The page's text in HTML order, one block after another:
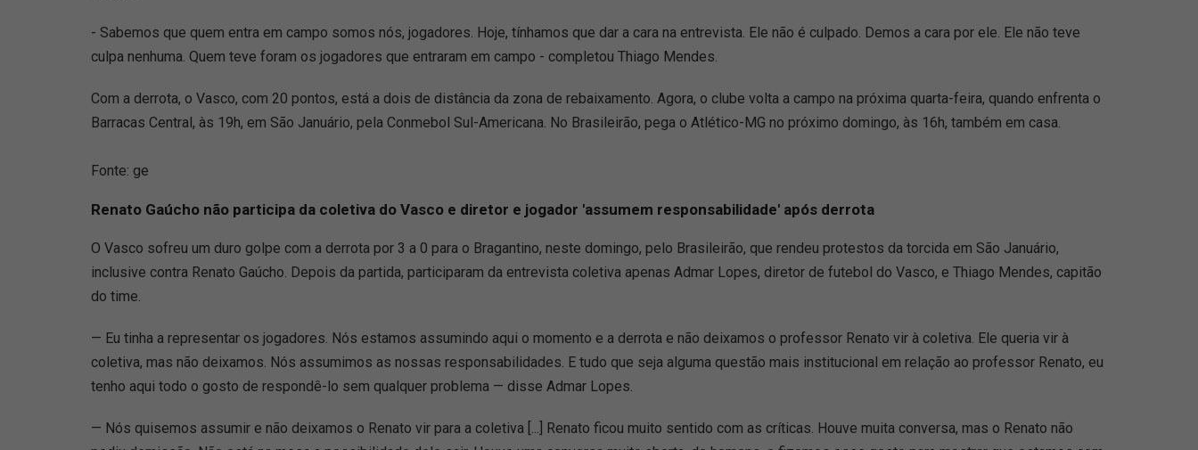
- Sabemos que quem entra em campo somos nós, jogadores. Hoje, tínhamos que dar a cara na entrevista. Ele não é culpado. Demos a cara por ele. Ele não teve
culpa nenhuma. Quem teve foram os jogadores que entraram em campo - completou Thiago Mendes.
Com a derrota, o Vasco, com 20 pontos, está a dois de distância da zona de rebaixamento. Agora, o clube volta a campo na próxima quarta-feira, quando enfrenta o
Barracas Central, às 19h, em São Januário, pela Conmebol Sul-Americana. No Brasileirão, pega o Atlético-MG no próximo domingo, às 16h, também em casa.
Fonte: ge
Renato Gaúcho não participa da coletiva do Vasco e diretor e jogador 'assumem responsabilidade' após derrota
O Vasco sofreu um duro golpe com a derrota por 3 a 0 para o Bragantino, neste domingo, pelo Brasileirão, que rendeu protestos da torcida em São Januário,
inclusive contra Renato Gaúcho. Depois da partida, participaram da entrevista coletiva apenas Admar Lopes, diretor de futebol do Vasco, e Thiago Mendes, capitão
do time.
— Eu tinha a representar os jogadores. Nós estamos assumindo aqui o momento e a derrota e não deixamos o professor Renato vir à coletiva. Ele queria vir à
coletiva, mas não deixamos. Nós assumimos as nossas responsabilidades. E tudo que seja alguma questão mais institucional em relação ao professor Renato, eu
tenho aqui todo o gosto de respondê-lo sem qualquer problema — disse Admar Lopes.
— Nós quisemos assumir e não deixamos o Renato vir para a coletiva [...] Renato ficou muito sentido com as críticas. Houve muita conversa, mas o Renato não